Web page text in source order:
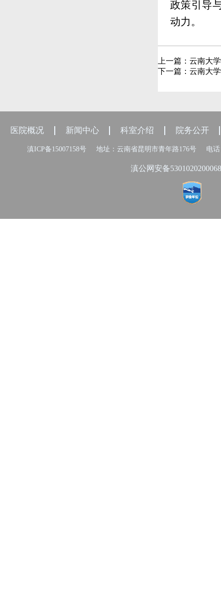
政策引导
动力。
上一篇： 云南大
下一篇： 云南大
医院概况 新闻中心 科室介绍 院务公开
滇ICP备15007158号 地址：云南省昆明市青年路176号 电话
滇公网安备